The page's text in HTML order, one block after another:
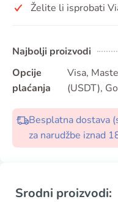
Želite li isprobati
Najbolji proizvodi
Opcije
plaćanja
Visa,
(USDT),
Besplatna dostava
za narudžbe iznad
Srodni proizvodi: